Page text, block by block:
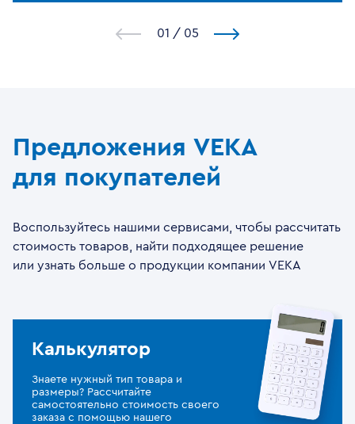
1 / 5
Предложения VEKA
для покупателей
Воспользуйтесь нашими сервисами, чтобы рассчитать
стоимость товаров, найти подходящее решение
или узнать больше о продукции компании VEKA
Калькулятор
Знаете нужный тип товара и
размеры? Рассчитайте
самостоятельно стоимость своего
заказа с помощью нашего